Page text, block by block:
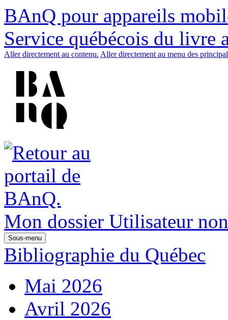
BAnQ pour appareils
Service québécois du livre
Aller directement au contenu. Aller directement au menu des
Mon dossier Utilisateur
Sous-menu
Bibliographie du Québec
Mai 2026
Avril 2026